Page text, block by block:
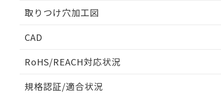
取りつけ穴加工図
CAD
RoHS/REACH対応状況
規格認証/適合状況